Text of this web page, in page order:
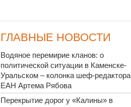
ГЛАВНЫЕ НОВОСТИ
Водяное перемирие кланов: о
политической ситуации в Каменске-
Уральском – колонка шеф-редактора
ЕАН Артема Рябова
Перекрытие дорог у «Калины» в